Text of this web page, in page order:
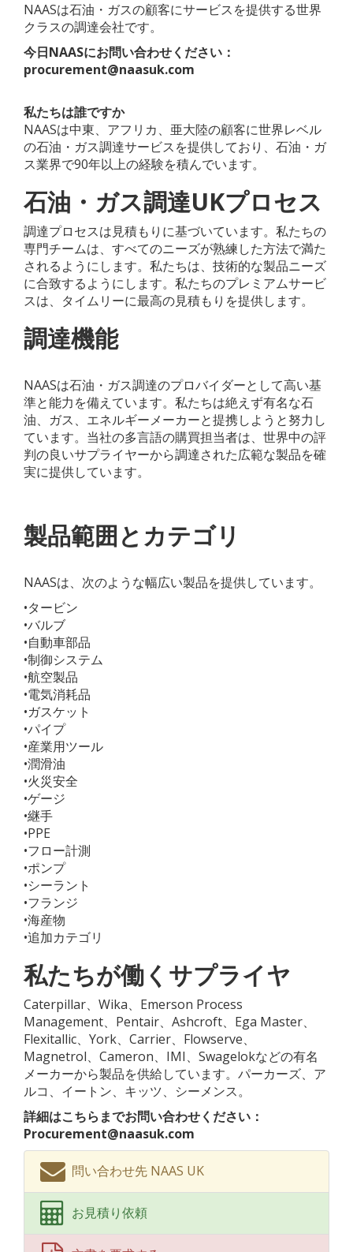
NAASは石油・ガスの顧客にサービスを提供する世界
クラスの調達会社です。
今日NAASにお問い合わせください：
procurement@naasuk.com
私たちは誰ですか
NAASは中東、アフリカ、亜大陸の顧客に世界レベル
の石油・ガス調達サービスを提供しており、石油・ガ
ス業界で90年以上の経験を積んでいます。
石油・ガス調達UKプロセス
調達プロセスは見積もりに基づいています。私たちの
専門チームは、すべてのニーズが熟練した方法で満た
されるようにします。私たちは、技術的な製品ニーズ
に合致するようにします。私たちのプレミアムサービ
スは、タイムリーに最高の見積もりを提供します。
調達機能
NAASは石油・ガス調達のプロバイダーとして高い基
準と能力を備えています。私たちは絶えず有名な石
油、ガス、エネルギーメーカーと提携しようと努力し
ています。当社の多言語の購買担当者は、世界中の評
判の良いサプライヤーから調達された広範な製品を確
実に提供しています。
製品範囲とカテゴリ
NAASは、次のような幅広い製品を提供しています。
•タービン
•バルブ
•自動車部品
•制御システム
•航空製品
•電気消耗品
•ガスケット
•パイプ
•産業用ツール
•潤滑油
•火災安全
•ゲージ
•継手
•PPE
•フロー計測
•ポンプ
•シーラント
•フランジ
•海産物
•追加カテゴリ
私たちが働くサプライヤ
Caterpillar、Wika、Emerson Process
Management、Pentair、Ashcroft、Ega Master、
Flexitallic、York、Carrier、Flowserve、
Magnetrol、Cameron、IMI、Swagelokなどの有名
メーカーから製品を供給しています。パーカーズ、ア
ルコ、イートン、キッツ、シーメンス。
詳細はこちらまでお問い合わせください：
Procurement@naasuk.com
問い合わせ先 NAAS UK
お見積り依頼